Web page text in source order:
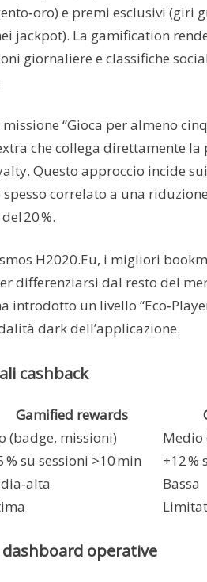
e premi esclusivi (giri
jackpot). La gamification
giornaliere e classifiche
“Gioca per almeno
che collega direttamente
Questo approccio incide
correlato a una
20 %.
H2020.Eu, i migliori
differenziarsi dal resto del
introdotto un livello
dark dell’applicazione.
cashback
Gamified rewards
(badge, missioni)
Medio
% su sessioni >10 min
+12 %
Bassa
dashboard operative